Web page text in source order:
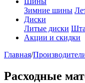
Зимние шины
Диски
Литые диски
Акции и скидки
Главная/
Расходные